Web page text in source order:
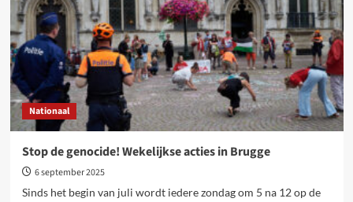
de
genocide
stopt!
Nationaal
Stop de genocide! Wekelijkse acties in Brugge
6 september 2025
Sinds het begin van juli wordt iedere zondag om 5 na 12 op de